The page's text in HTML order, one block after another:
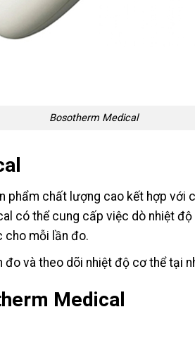
Bosotherm Medical
chất lượng cao kết hợp
có thể cung cấp việc dò nhiệt
cho mỗi lần đo.
và theo dõi nhiệt độ cơ thể tại
Medical